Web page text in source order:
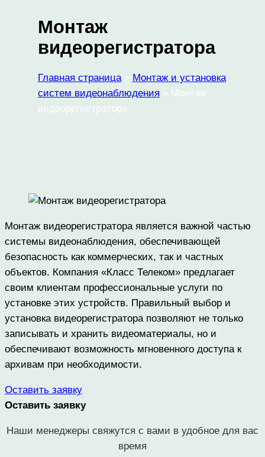
Монтаж
видеорегистратора
Главная страница» Монтаж и установка
систем видеонаблюдения » Монтаж
видеорегистратора
Монтаж видеорегистратора является важной частью
системы видеонаблюдения, обеспечивающей
безопасность как коммерческих, так и частных
объектов. Компания «Класс Телеком» предлагает
своим клиентам профессиональные услуги по
установке этих устройств. Правильный выбор и
установка видеорегистратора позволяют не только
записывать и хранить видеоматериалы, но и
обеспечивают возможность мгновенного доступа к
архивам при необходимости.
Оставить заявку
Оставить заявку
Наши менеджеры свяжутся с вами в удобное для вас
время